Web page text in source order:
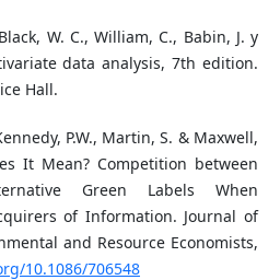
W. C., William, C., Babin, J. y
data analysis, 7th edition.
Hall.
P.W., Martin, S. & Maxwell,
It Mean? Competition between
Green Labels When
of Information. Journal of
and Resource Economists,
10.1086/706548